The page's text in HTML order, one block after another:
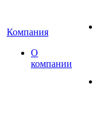
Компания
О
компании